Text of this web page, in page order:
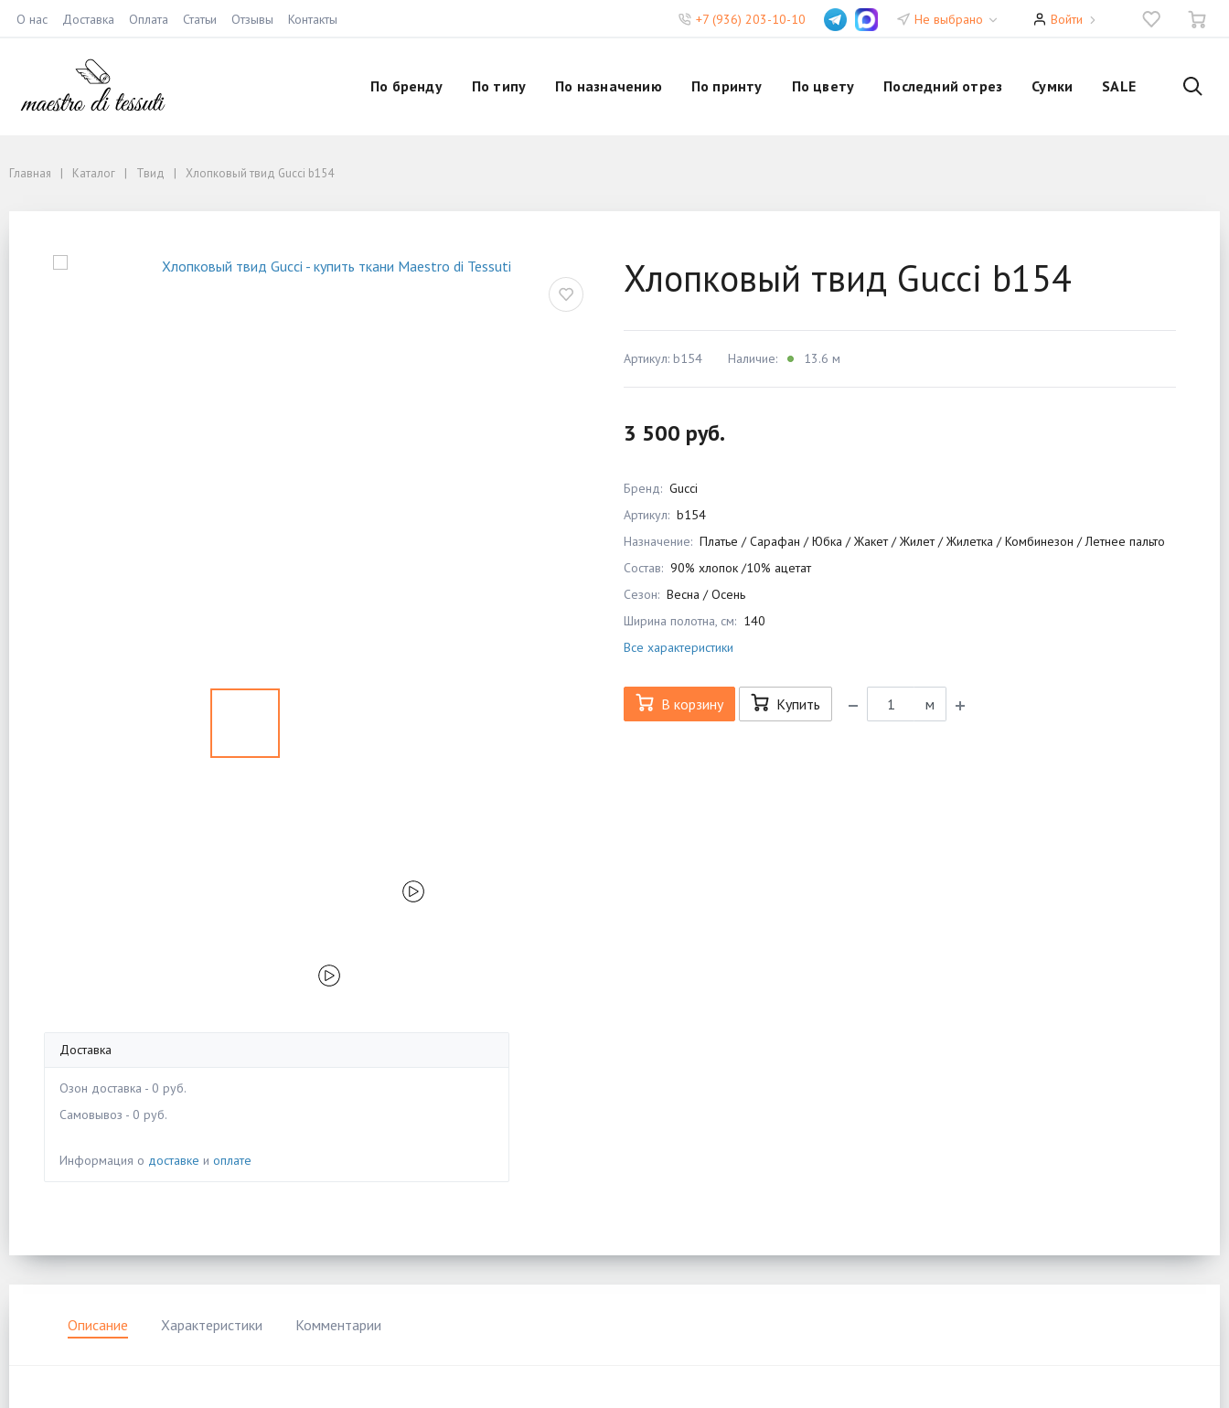
О нас Доставка Оплата Статьи Отзывы Контакты +7 (936) 203-10-10 Не выбрано Войти
По бренду По типу По назначению По принту По цвету Последний отрез Сумки SALE
Главная Каталог Твид Хлопковый твид Gucci b154
Хлопковый твид Gucci b154
Артикул: b154 Наличие: 13.6 м
3 500 руб.
Бренд: Gucci
Артикул: b154
Назначение: Платье / Сарафан / Юбка / Жакет / Жилет / Жилетка / Комбинезон / Летнее пальто
Состав: 90% хлопок /10% ацетат
Сезон: Весна / Осень
Ширина полотна, см: 140
Все характеристики
В корзину Купить м
Доставка
Озон доставка - 0 руб.
Самовывоз - 0 руб.
Информация о доставке и оплате
Описание Характеристики Комментарии